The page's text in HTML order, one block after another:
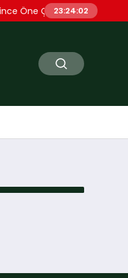
Öne Çıkan Duraklardan
23:24:02